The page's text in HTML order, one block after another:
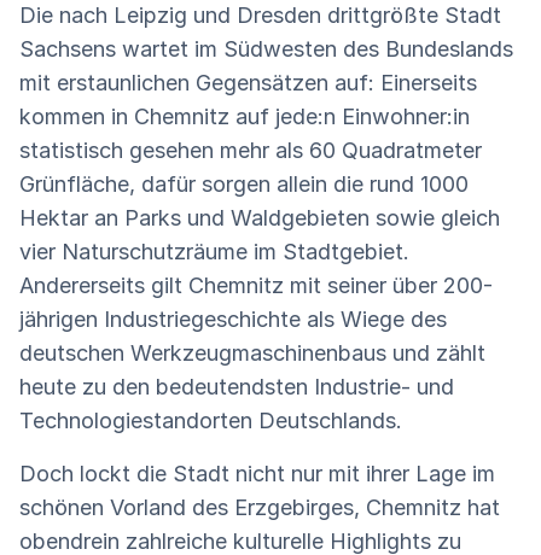
Die nach Leipzig und Dresden drittgrößte Stadt
Sachsens wartet im Südwesten des Bundeslands
mit erstaunlichen Gegensätzen auf: Einerseits
kommen in Chemnitz auf jede:n Einwohner:in
statistisch gesehen mehr als 60 Quadratmeter
Grünfläche, dafür sorgen allein die rund 1000
Hektar an Parks und Waldgebieten sowie gleich
vier Naturschutzräume im Stadtgebiet.
Andererseits gilt Chemnitz mit seiner über 200-
jährigen Industriegeschichte als Wiege des
deutschen Werkzeugmaschinenbaus und zählt
heute zu den bedeutendsten Industrie- und
Technologiestandorten Deutschlands.
Doch lockt die Stadt nicht nur mit ihrer Lage im
schönen Vorland des Erzgebirges, Chemnitz hat
obendrein zahlreiche kulturelle Highlights zu